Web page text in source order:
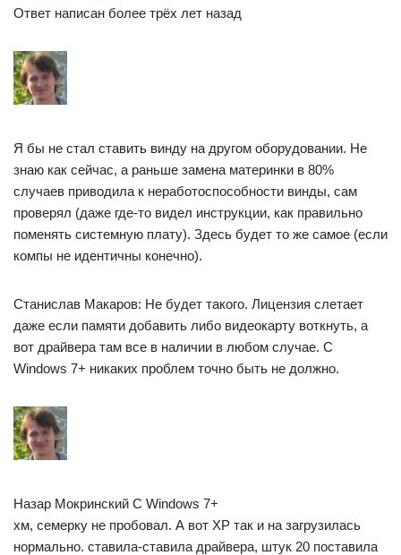
Ответ написан более трёх лет назад
Я бы не стал ставить винду на другом оборудовании. Не
знаю как сейчас, а раньше замена материнки в 80%
случаев приводила к неработоспособности винды, сам
проверял (даже где-то видел инструкции, как правильно
поменять системную плату). Здесь будет то же самое (если
компы не идентичны конечно).
Станислав Макаров: Не будет такого. Лицензия слетает
даже если памяти добавить либо видеокарту воткнуть, а
вот драйвера там все в наличии в любом случае. С
Windows 7+ никаких проблем точно быть не должно.
Назар Мокринский С Windows 7+
хм, семерку не пробовал. А вот XP так и на загрузилась
нормально. ставила-ставила драйвера, штук 20 поставила